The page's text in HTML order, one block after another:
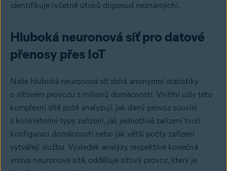
identifikuje (včetně útoků doposud neznámých).
Hluboká neuronová síť pro datové
přenosy přes IoT
Naše hluboká neuronová síť sbírá anonymní statistiky
o síťovém provozu z milionů domácností. Vnitřní uzly této
komplexní sítě poté analyzují, jak daný provoz souvisí
s konkrétními typy zařízení, jak jednotlivá zařízení tvoří
konfiguraci domácnosti nebo jak větší počty zařízení
vytvářejí službu. Výsledek analýzy, respektive konečná
vrstva neuronové sítě, odděluje síťový provoz, který je